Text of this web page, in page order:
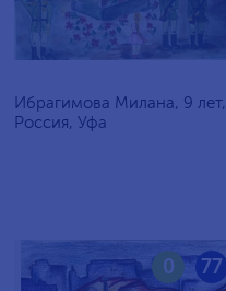
Ибрагимова Милана, 9 лет,
Россия, Уфа
77
0